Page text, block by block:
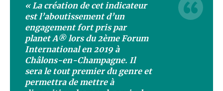
« La créationde cet indicateur
estl’aboutissement d’un
engagement fortprispar
planet A®lorsdu 2ème Forum
International en 2019 à
Châlons-en-Champagne. Il
sera le tout premier du genre et
permettrademettreà